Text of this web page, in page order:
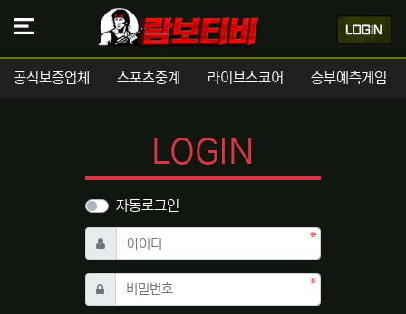
공식보증업체 스포츠중계 라이브스코어 승부예측게임
LOGIN
자동로그인
아이디 필수
비밀번호필수